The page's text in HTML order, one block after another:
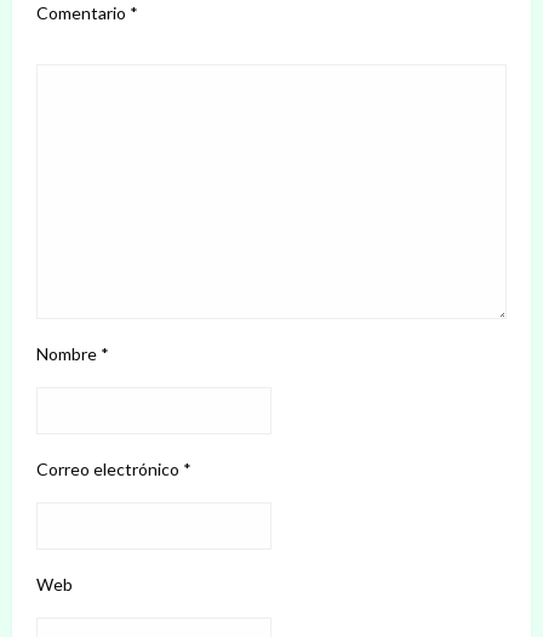
Comentario *
Nombre *
Correo electrónico *
Web